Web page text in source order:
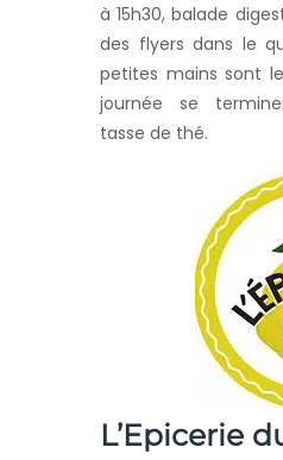
à 15h30, balade
des flyers dans le
petites mains sont
journée se
tasse de thé.
L’Epicerie